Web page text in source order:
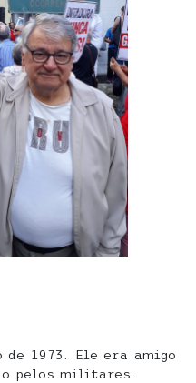
1973. Ele era amigo
pelos militares.